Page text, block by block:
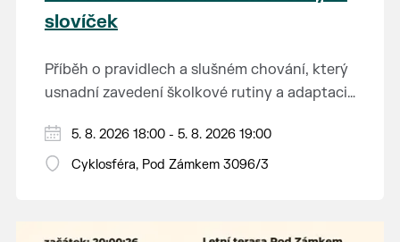
slovíček
Příběh o pravidlech a slušném chování, který
usnadní zavedení školkové rutiny a adaptaci
Hraje se jen za příznivého počasí.
Vstupné dobrovolné.
5. 8. 2026 18:00 - 5. 8. 2026 19:00
Cyklosféra, Pod Zámkem 3096/3